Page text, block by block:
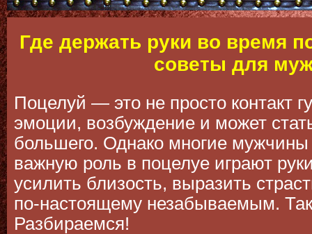
Где держать руки во время
советы для
Поцелуй — это не просто контакт
эмоции, возбуждение и может
большего. Однако многие
важную роль в поцелуе играют
усилить близость, выразить
по-настоящему незабываемым.
Разбираемся!